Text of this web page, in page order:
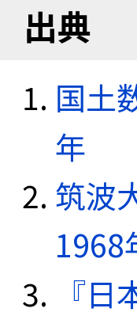
出典
国土
年
筑波
1968
『